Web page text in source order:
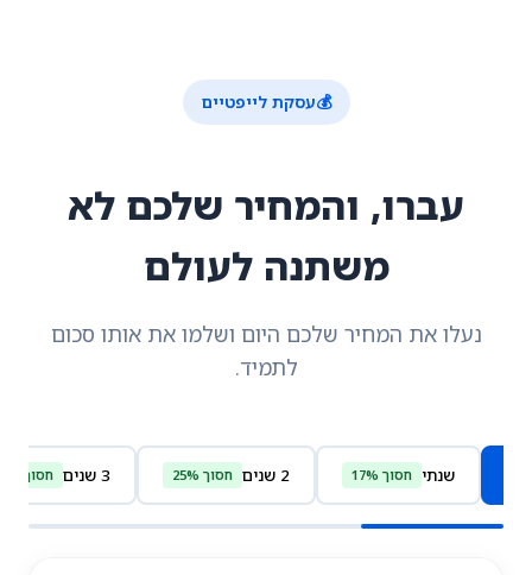
💰עסקת לייפטיים
עברו, והמחיר שלכם לא
משתנה לעולם
נעלו את המחיר שלכם היום ושלמו את אותו סכום
לתמיד.
שנתי חסוך 17% 2 שנים חסוך 25% 3 שנים חסוך 30%